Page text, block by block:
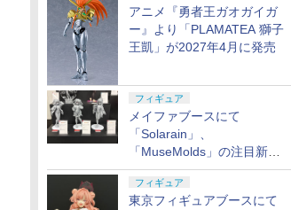
アニメ『勇者王ガオガイガ
ー』より「PLAMATEA 獅子
王凱」が2027年4月に発売
フィギュア
メイファブースにて
「Solarain」、
「MuseMolds」の注目新作
フィギュアが展示【ホビーメ
ーカー合同展示会】
フィギュア
東京フィギュアブースにて